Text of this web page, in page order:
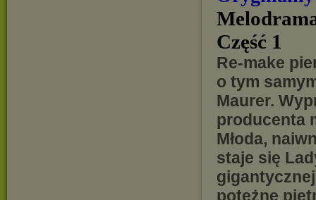
Część 1
Re-make
o tym
Maurer.
producenta
Młoda,
staje się
potężne